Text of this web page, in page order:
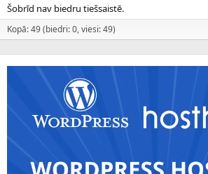
Šobrīd nav biedru tiešsaistē.
Kopā: 49 (biedri: 0, viesi: 49)